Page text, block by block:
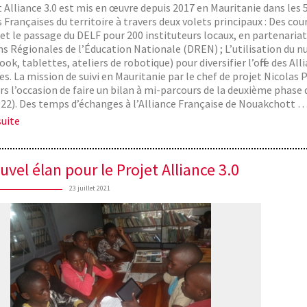
3.0 est mis en œuvre depuis 2017 en Mauritanie dans les
Françaises du territoire à travers deux volets principaux : Des
le passage du DELF pour 200 instituteurs locaux, en
Régionales de l’Éducation Nationale (DREN) ; L’utilisation du
tablettes, ateliers de robotique) pour diversifier l’offre des
La mission de suivi en Mauritanie par le chef de projet Nicolas
l’occasion de faire un bilan à mi-parcours de la deuxième phase
Des temps d’échanges à l’Alliance Française de Nouakchott
élan pour le Projet Alliance 3.0
23 juillet 2021